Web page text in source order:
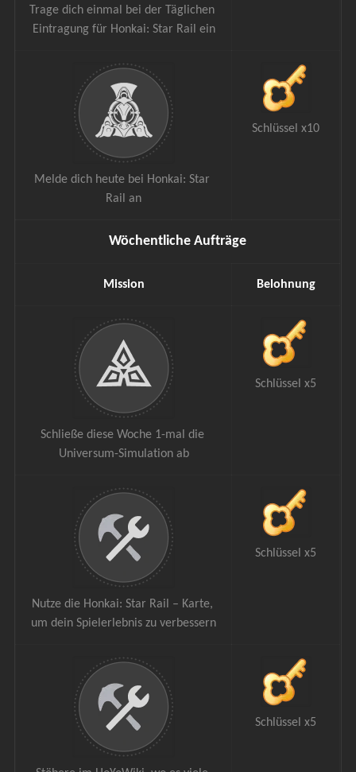
Trage dich einmal bei der Täglichen
Eintragung für Honkai: Star Rail ein
Melde dich heute bei Honkai: Star
Rail an
Schlüssel x10
Wöchentliche Aufträge
Mission Belohnung
Schließe diese Woche 1-mal die
Universum-Simulation ab
Schlüssel x5
Nutze die Honkai: Star Rail – Karte,
um dein Spielerlebnis zu verbessern
Schlüssel x5
Schlüssel x5